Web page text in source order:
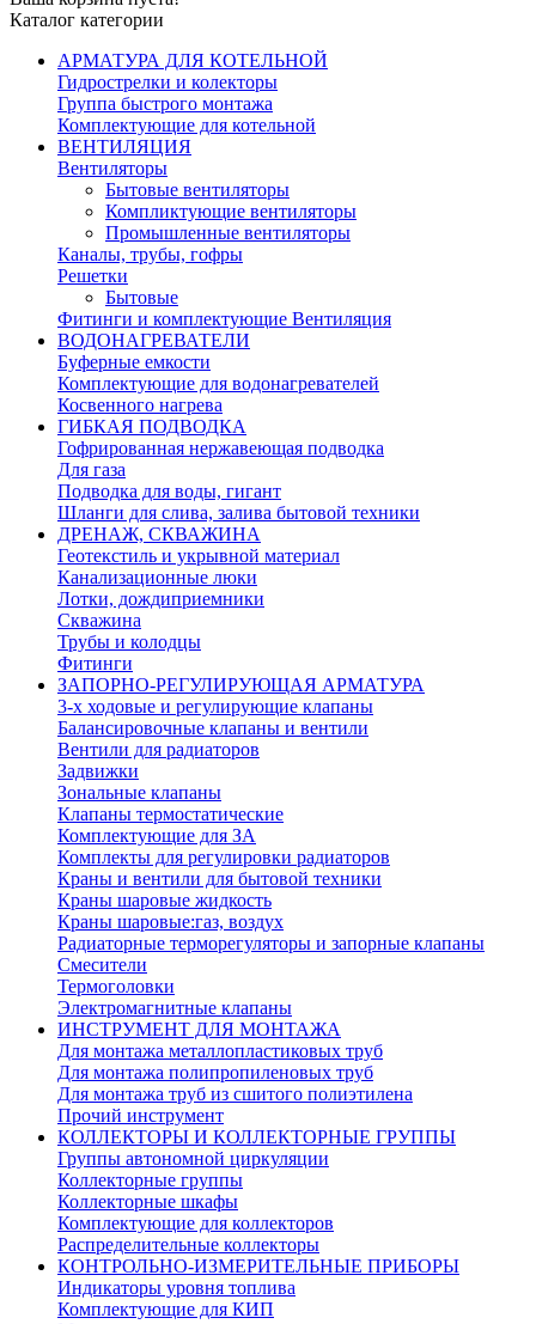
Каталог категории
АРМАТУРА ДЛЯ КОТЕЛЬНОЙ
Гидрострелки и колекторы
Группа быстрого монтажа
Комплектующие для котельной
ВЕНТИЛЯЦИЯ
Вентиляторы
Бытовые вентиляторы
Компликтующие вентиляторы
Промышленные вентиляторы
Каналы, трубы, гофры
Решетки
Бытовые
Фитинги и комплектующие Вентиляция
ВОДОНАГРЕВАТЕЛИ
Буферные емкости
Комплектующие для водонагревателей
Косвенного нагрева
ГИБКАЯ ПОДВОДКА
Гофрированная нержавеющая подводка
Для газа
Подводка для воды, гигант
Шланги для слива, залива бытовой техники
ДРЕНАЖ, СКВАЖИНА
Геотекстиль и укрывной материал
Канализационные люки
Лотки, дождиприемники
Скважина
Трубы и колодцы
Фитинги
ЗАПОРНО-РЕГУЛИРУЮЩАЯ АРМАТУРА
3-х ходовые и регулирующие клапаны
Балансировочные клапаны и вентили
Вентили для радиаторов
Задвижки
Зональные клапаны
Клапаны термостатические
Комплектующие для ЗА
Комплекты для регулировки радиаторов
Краны и вентили для бытовой техники
Краны шаровые жидкость
Краны шаровые:газ, воздух
Радиаторные терморегуляторы и запорные клапаны
Смесители
Термоголовки
Электромагнитные клапаны
ИНСТРУМЕНТ ДЛЯ МОНТАЖА
Для монтажа металлопластиковых труб
Для монтажа полипропиленовых труб
Для монтажа труб из сшитого полиэтилена
Прочий инструмент
КОЛЛЕКТОРЫ И КОЛЛЕКТОРНЫЕ ГРУППЫ
Группы автономной циркуляции
Коллекторные группы
Коллекторные шкафы
Комплектующие для коллекторов
Распределительные коллекторы
КОНТРОЛЬНО-ИЗМЕРИТЕЛЬНЫЕ ПРИБОРЫ
Индикаторы уровня топлива
Комплектующие для КИП